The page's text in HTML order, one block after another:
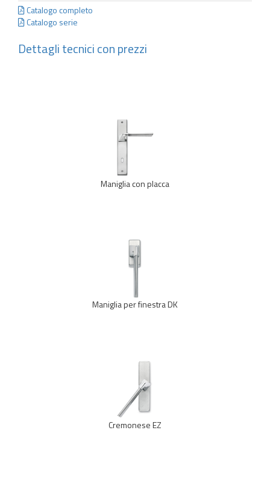
Catalogo completo
Catalogo serie
Dettagli tecnici con prezzi
Maniglia con placca
Maniglia per finestra DK
Cremonese EZ